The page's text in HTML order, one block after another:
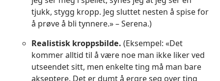
tjukk, stygg kropp. Jeg sluttet nesten å spise for
å prøve å bli tynnere.» – Serena.)
Realistisk kroppsbilde. (Eksempel: «Det
kommer alltid til å være noe man ikke liker ved
utseendet sitt, men enkelte ting må man bare
akseptere. Det er dumt å ergre seg over ting